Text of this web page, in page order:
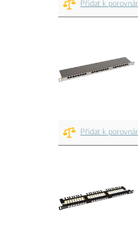
Přidat k
Přidat k